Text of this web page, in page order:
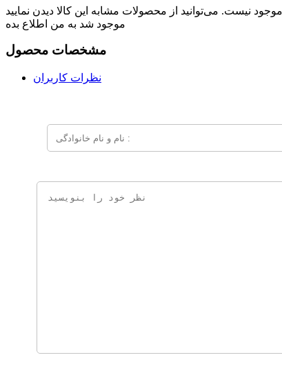
موجود شد به من اطلاع بده
مشخصات محصول
نظرات کاربران